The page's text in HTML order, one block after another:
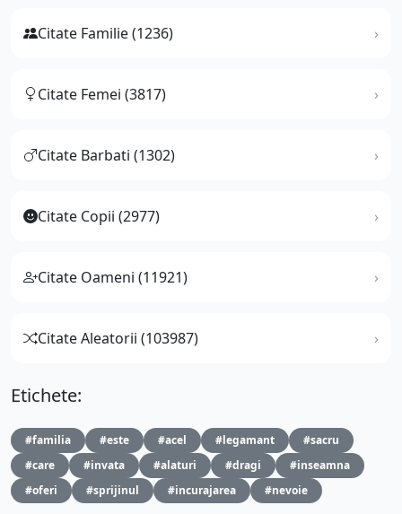
Citate Familie (1236)
Citate Femei (3817)
Citate Barbati (1302)
Citate Copii (2977)
Citate Oameni (11921)
Citate Aleatorii (103987)
Etichete:
#familia #este #acel #legamant
#sacru
#care
#invata #alaturi #dragi
#inseamna
#oferi
#sprijinul #incurajarea #nevoie